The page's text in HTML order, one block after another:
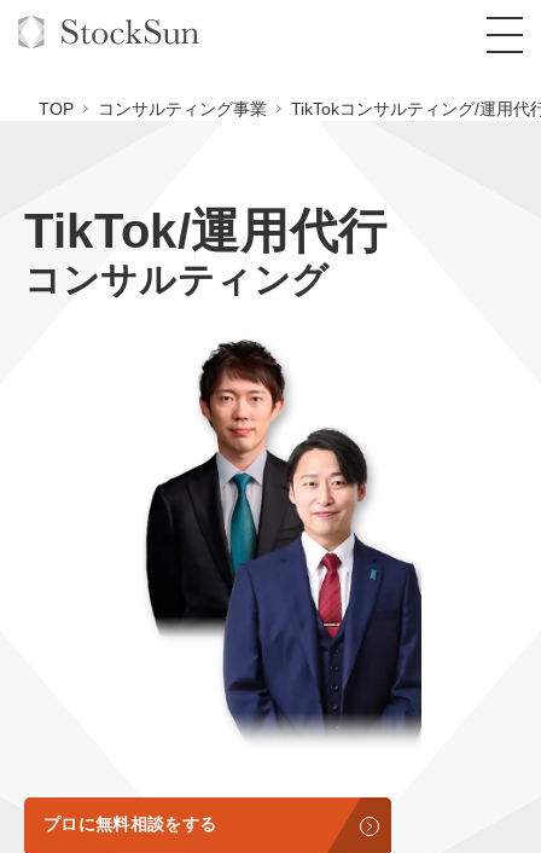
オーダーメイド支援
TOP
BPO支援
定額制営業代行『カリトルくん』
定額制採用代行・RPO『トルトルくん』
営業改善特化の動画制作『動画でカリトルく
定額LINE運用代行『LINEマキトルくん』
格安でAI導入支援『あいのりAI』
拡散付1日密着動画制作『まるごと社長』
1本無料で記事を制作『SEOトライアル』
定額制LP制作・改善『最強LP』
採用YouTubeチャンネル構築『トリトル』
YouTubeディレクター
会社概要・役員紹介
ミッション・ビジョン・バリュー
代表メッセージ（岩野圭佑）
認定パートナー
TOP コンサルティング事業 TikTokコンサルティング/運用代
TikTok/運用代行
コンサルティング
プロに無料相談をする